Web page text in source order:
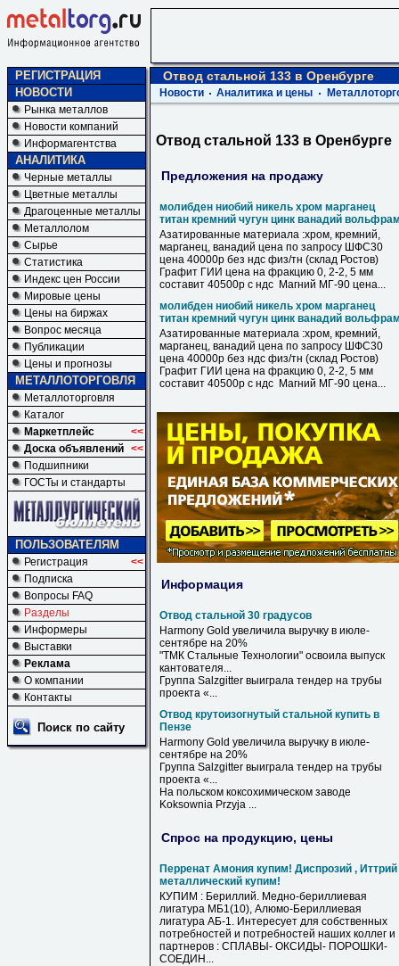
РЕГИСТРАЦИЯ
НОВОСТИ
Рынка металлов
Новости компаний
Информагентства
АНАЛИТИКА
Черные металлы
Цветные металлы
Драгоценные металлы
Металлолом
Сырье
Статистика
Индекс цен России
Мировые цены
Цены на биржах
Вопрос месяца
Публикации
Цены и прогнозы
МЕТАЛЛОТОРГОВЛЯ
Металлоторговля
Каталог
Маркетплейс
<<
Доска объявлений <<
Подшипники
ГОСТы и стандарты
ПОЛЬЗОВАТЕЛЯМ
Регистрация
<<
Подписка
Вопросы FAQ
Разделы
Информеры
Выставки
Реклама
О компании
Контакты
Поиск по сайту
Отвод стальной 133 в Оренбурге
Новости Аналитика и цены
Отвод стальной 133 в Оренбурге
Предложения на продажу
молибден ниобий никель хром марганец
титан кремний чугун цинк ванадий
Азатированные материала :хром, кремний,
марганец, ванадий цена по запросу ШФС30
цена 40000р без ндс физ/тн (склад Ростов)
Графит ГИИ цена на фракцию 0, 2-2, 5 мм
составит 40500р с ндс Магний МГ-90 цена...
молибден ниобий никель хром марганец
титан кремний чугун цинк ванадий
Азатированные материала :хром, кремний,
марганец, ванадий цена по запросу ШФС30
цена 40000р без ндс физ/тн (склад Ростов)
Графит ГИИ цена на фракцию 0, 2-2, 5 мм
составит 40500р с ндс Магний МГ-90 цена...
Информация
Отвод стальной 30 градусов
Harmony Gold увеличила выручку в июле-
сентябре на 20%
"ТМК Стальные Технологии" освоила выпуск
кантователя...
Группа Salzgitter выиграла тендер на трубы
проекта «...
Отвод крутоизогнутый стальной купить в
Пензе
Harmony Gold увеличила выручку в июле-
сентябре на 20%
Группа Salzgitter выиграла тендер на трубы
проекта «...
На польском коксохимическом заводе
Koksownia Przyja ...
Спрос на продукцию, цены
Перренат Амония купим! Диспрозий , Иттрий
металлический купим!
КУПИМ : Бериллий. Медно-бериллиевая
лигатура МБ1(10), Алюмо-Бериллиевая
лигатура АБ-1. Интересует для собственных
потребностей и потребностей наших коллег и
партнеров : СПЛАВЫ- ОКСИДЫ- ПОРОШКИ-
СОЕДИН...